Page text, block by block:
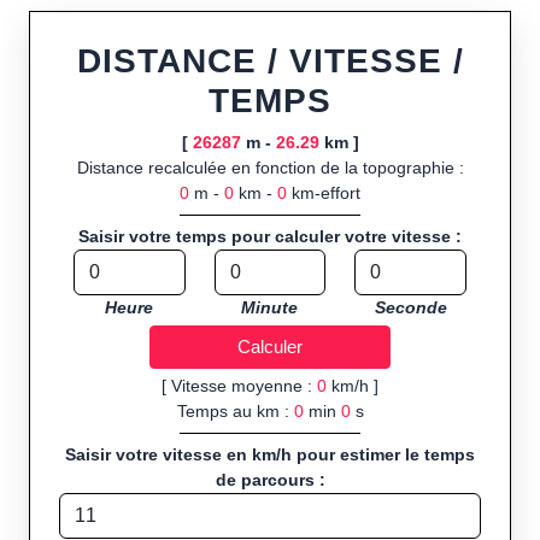
ou import de fichier GPX, calcul instantané de la distance
profil d’élévation avec options de lissage, export en trace GPX,
route GPX, KML (plat ou relief) et TCX, ainsi que calculs
Public cible :strong> sportifs de loisir et compétiteurs
préparant entraînements et parcours, organisateurs
d’événements partageant leurs itinéraires, et utilisateurs de
GPS souhaitant charger leurs trajets à l’avance.
Sports et activités disponibles :Footing (jogging), course à
pied, cyclisme (vélo), VTT, randonnée, roller et équitation.
DISTANCE / VITESSE /
TEMPS
[ 26287m - 26.29km ]
Distance recalculée en fonction de la topographie :
0 m - 0 km - 0 km-effort
Saisir votre temps pour calculer votre vitesse :
Heure Minute Seconde
[ Vitesse moyenne : 0 km/h ]
Temps au km : 0min 0s
Saisir votre vitesse en km/h pour estimer le temps
de parcours :